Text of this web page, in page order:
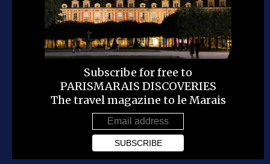
Subscribe for free to
PARISMARAIS DISCOVERIES
The travel magazine to le Marais